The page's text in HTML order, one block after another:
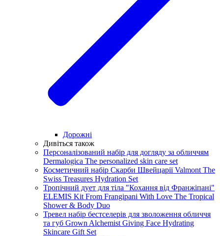
Дорожні
Дивіться також
Персоналізований набір для догляду за обличчям
Dermalogica The personalized skin care set
Косметичний набір Скарби Швейцарії Valmont The
Swiss Treasures Hydration Set
Тропічний дует для тіла "Кохання від Франжіпані"
ELEMIS Kit From Frangipani With Love The Tropical
Shower & Body Duo
Тревел набір бестселерів для зволоження обличчя
та губ Grown Alchemist Giving Face Hydrating
Skincare Gift Set